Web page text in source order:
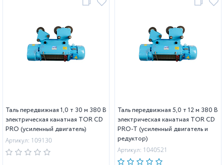
Таль передвижная 1,0 т 30 м 380 В
электрическая канатная TOR CD
PRO (усиленный двигатель)
Артикул: 109130
Таль передвижная 5,0 т 12 м 380 В
электрическая канатная TOR CD
PRO-T (усиленный двигатель и
редуктор)
Артикул: 1040521